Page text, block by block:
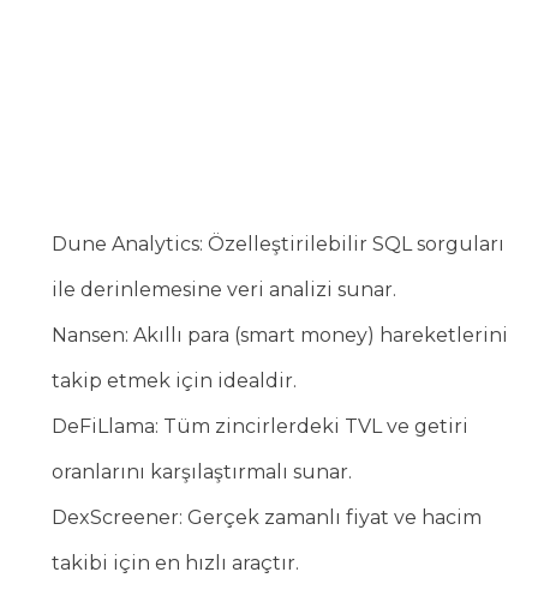
Dune Analytics: Özelleştirilebilir SQL sorguları
ile derinlemesine veri analizi sunar.
Nansen: Akıllı para (smart money) hareketlerini
takip etmek için idealdir.
DeFiLlama: Tüm zincirlerdeki TVL ve getiri
oranlarını karşılaştırmalı sunar.
DexScreener: Gerçek zamanlı fiyat ve hacim
takibi için en hızlı araçtır.